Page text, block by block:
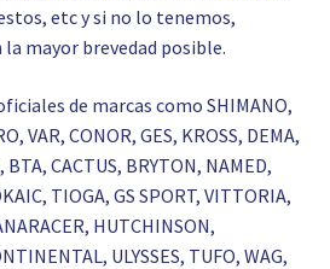
etc y si no lo tenemos,
mayor brevedad posible.
de marcas como SHIMANO,
VAR, CONOR, GES, KROSS, DEMA,
BTA, CACTUS, BRYTON, NAMED,
TIOGA, GS SPORT, VITTORIA,
HUTCHINSON,
ULYSSES, TUFO, WAG,